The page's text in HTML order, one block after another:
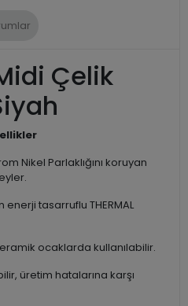
Çelik
Nikel Parlaklığını koruyan
enerji tasarruflu THERMAL
ocaklarda kullanılabilir.
üretim hatalarına karşı